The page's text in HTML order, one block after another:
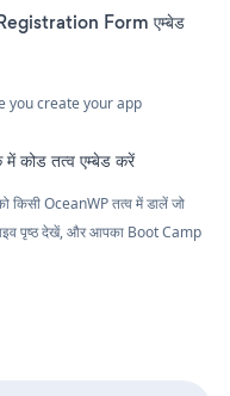
Form एम्बेड
you create your app
कोड तत्व एम्बेड करें
OceanWP तत्व में डालें जो
पृष्ठ देखें, और आपका Boot Camp